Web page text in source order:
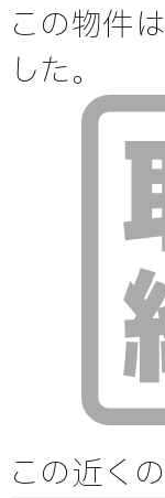
この物件
した。
この近く